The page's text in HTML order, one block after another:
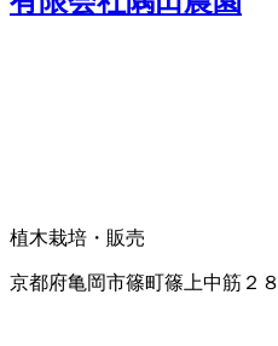
植木栽培・販売
京都府亀岡市篠町篠上中筋２８